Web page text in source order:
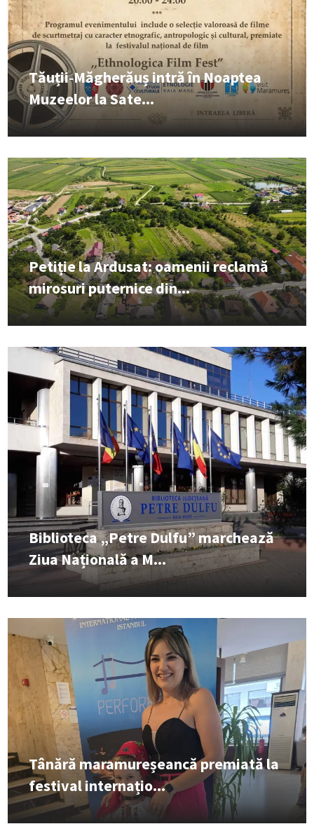
Tăuții‑Măgherăuș intră în Noaptea
Muzeelor la Sate...
Petiție la Ardusat: oamenii reclamă
mirosuri puternice din...
Biblioteca „Petre Dulfu” marchează
Ziua Națională a M...
Tânără maramureșeancă premiată la
festival internațio...